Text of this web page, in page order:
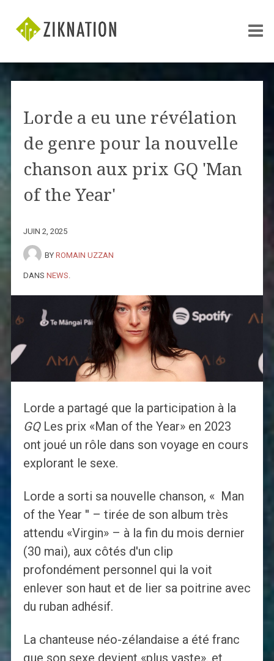
Lorde a eu une révélation
de genre pour la nouvelle
chanson aux prix GQ 'Man
of the Year'
JUIN 2, 2025
BY ROMAIN UZZAN
DANS NEWS
Lorde a partagé que la participation à la
GQLes prix «Man of the Year» en 2023
ont joué un rôle dans son voyage en cours
explorant le sexe.
Lorde a sorti sa nouvelle chanson, « Man
of the Year '' – tirée de son album très
attendu «Virgin» – à la fin du mois dernier
(30 mai), aux côtés d'un clip
profondément personnel qui la voit
enlever son haut et de lier sa poitrine avec
du ruban adhésif.
La chanteuse néo-zélandaise a été franc
que son sexe devient «plus vaste», et